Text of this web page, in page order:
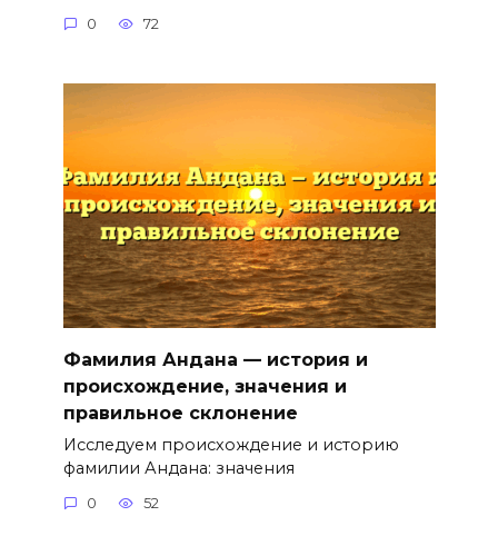
0 72
Фамилия Андана — история и
происхождение, значения и
правильное склонение
Исследуем происхождение и историю
фамилии Андана: значения
0 52